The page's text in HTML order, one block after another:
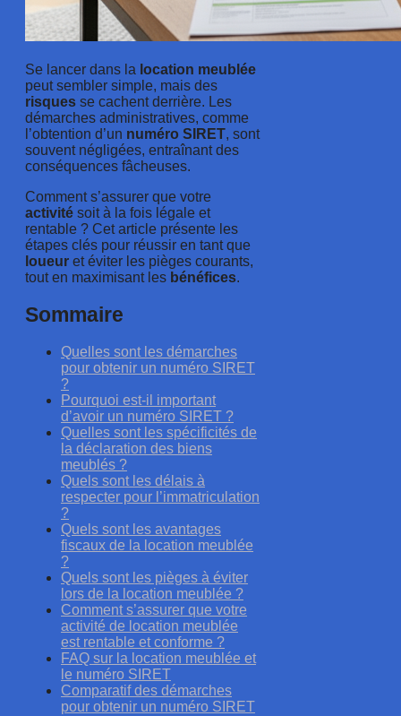
Se lancer dans la location meublée
peut sembler simple, mais des
risques se cachent derrière. Les
démarches administratives, comme
l’obtention d’un numéro SIRET, sont
souvent négligées, entraînant des
conséquences fâcheuses.
Comment s’assurer que votre
activité soit à la fois légale et
rentable ? Cet article présente les
étapes clés pour réussir en tant que
loueur et éviter les pièges courants,
tout en maximisant les bénéfices.
Sommaire
Quelles sont les démarches
pour obtenir un numéro SIRET
?
Pourquoi est-il important
d’avoir un numéro SIRET ?
Quelles sont les spécificités de
la déclaration des biens
meublés ?
Quels sont les délais à
respecter pour l’immatriculation
?
Quels sont les avantages
fiscaux de la location meublée
?
Quels sont les pièges à éviter
lors de la location meublée ?
Comment s’assurer que votre
activité de location meublée
est rentable et conforme ?
FAQ sur la location meublée et
le numéro SIRET
Comparatif des démarches
pour obtenir un numéro SIRET